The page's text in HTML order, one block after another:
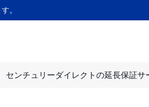
。
センチュリーダイレクトの延長保証サ